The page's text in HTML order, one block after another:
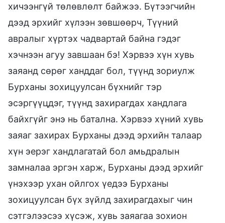
хичээнгүй төлөвлөлт байжээ. Бүтээгчийн
дээд эрхийг хүлээн зөвшөөрч, Түүний
авралыг хүртэх чадвартай байна гэдэг
хэчнээн агуу завшаан бэ! Хэрвээ хүн хувь
заяанд сөрөг ханддаг бол, түүнд зориулж
Бурханы зохицуулсан бүхнийг тэр
эсэргүүцдэг, түүнд захирагдах хандлага
байхгүйг энэ нь батална. Хэрвээ хүний хувь
заяаг захирах Бурханы дээд эрхийн талаар
хүн эерэг хандлагатай бол амьдралын
замналаа эргэн харж, Бурханы дээд эрхийг
үнэхээр ухан ойлгох үедээ Бурханы
зохицуулсан бүх зүйлд захирагдахыг чин
сэтгэлээсээ хүсэж, хувь заяагаа зохион